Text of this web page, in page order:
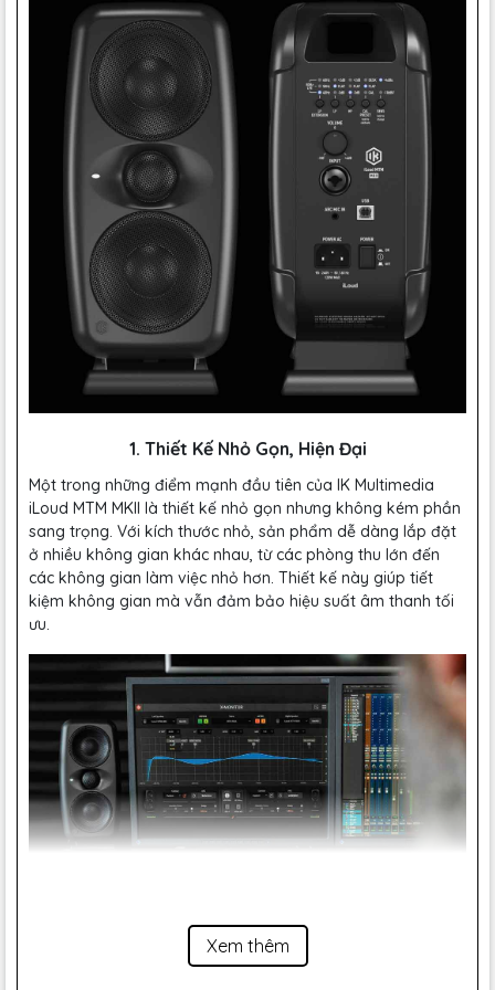
1. Thiết Kế Nhỏ Gọn, Hiện Đại
Một trong những điểm mạnh đầu tiên của IK Multimedia
iLoud MTM MKII là thiết kế nhỏ gọn nhưng không kém phần
sang trọng. Với kích thước nhỏ, sản phẩm dễ dàng lắp đặt
ở nhiều không gian khác nhau, từ các phòng thu lớn đến
các không gian làm việc nhỏ hơn. Thiết kế này giúp tiết
kiệm không gian mà vẫn đảm bảo hiệu suất âm thanh tối
ưu.
Xem thêm